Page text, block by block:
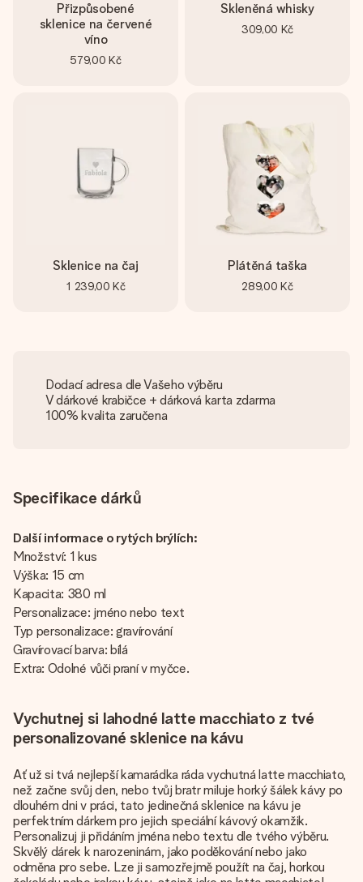
Přizpůsobené
sklenice na červené
víno
579,00 Kč
Skleněná whisky
309,00 Kč
Sklenice na čaj
1 239,00 Kč
Plátěná taška
289,00 Kč
Dodací adresa dle Vašeho výběru
V dárkové krabičce + dárková karta zdarma
100% kvalita zaručena
Specifikace dárků
Další informace o rytých brýlích:
Množství: 1 kus
Výška: 15 cm
Kapacita: 380 ml
Personalizace: jméno nebo text
Typ personalizace: gravírování
Gravírovací barva: bílá
Extra: Odolné vůči praní v myčce.
Vychutnej si lahodné latte macchiato z tvé
personalizované sklenice na kávu
Ať už si tvá nejlepší kamarádka ráda vychutná latte macchiato,
než začne svůj den, nebo tvůj bratr miluje horký šálek kávy po
dlouhém dni v práci, tato jedinečná sklenice na kávu je
perfektním dárkem pro jejich speciální kávový okamžik.
Personalizuj ji přidáním jména nebo textu dle tvého výběru.
Skvělý dárek k narozeninám, jako poděkování nebo jako
odměna pro sebe. Lze ji samozřejmě použít na čaj, horkou